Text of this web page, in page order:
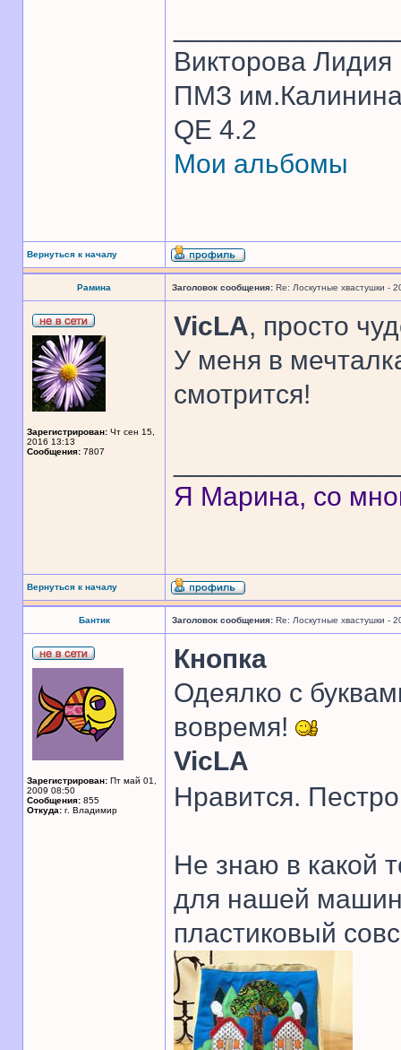
Викторова Лидия
ПМЗ им.Калинина
QE 4.2
Мои альбомы
Вернуться к началу
Рамина Заголовок сообщения: Re: Лоскутные хвастушки -
Зарегистрирован: Чт сен 15,
2016 13:13
Сообщения: 7807
VicLA, просто
У меня в
смотрится!
Я Марина, со
Вернуться к началу
Бантик Заголовок сообщения: Re: Лоскутные хвастушки -
Зарегистрирован: Пт май 01,
2009 08:50
Сообщения: 855
Откуда: г. Владимир
Кнопка
Одеялко с
вовремя!
VicLA
Нравится.
Не знаю в какой
для нашей
пластиковый